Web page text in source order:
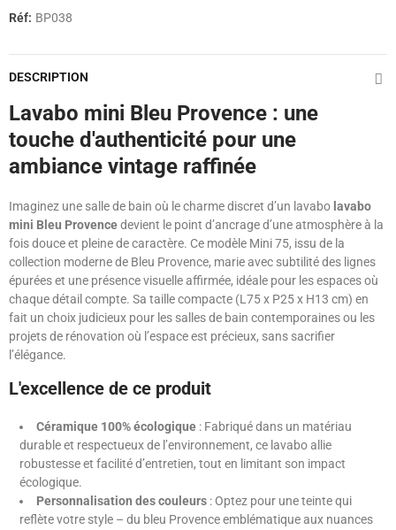
Réf: BP038
DESCRIPTION
Lavabo mini Bleu Provence : une
touche d'authenticité pour une
ambiance vintage raffinée
Imaginez une salle de bain où le charme discret d’un lavabo lavabo
mini Bleu Provencedevient le point d’ancrage d’une atmosphère à la
fois douce et pleine de caractère. Ce modèle Mini 75, issu de la
collection moderne de Bleu Provence, marie avec subtilité des lignes
épurées et une présence visuelle affirmée, idéale pour les espaces où
chaque détail compte. Sa taille compacte (L75 x P25 x H13 cm) en
fait un choix judicieux pour les salles de bain contemporaines ou les
projets de rénovation où l’espace est précieux, sans sacrifier
l’élégance.
L'excellence de ce produit
Céramique 100% écologique : Fabriqué dans un matériau
durable et respectueux de l’environnement, ce lavabo allie
robustesse et facilité d’entretien, tout en limitant son impact
écologique.
Personnalisation des couleurs : Optez pour une teinte qui
reflète votre style – du bleu Provence emblématique aux nuances